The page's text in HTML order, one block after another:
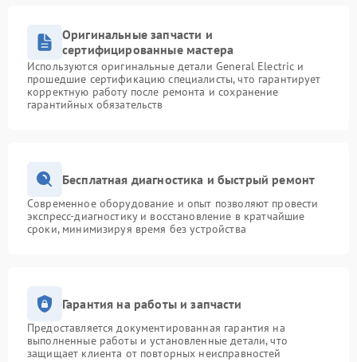
Оригинальные запчасти и
сертифицированные мастера
Используются оригинальные детали General Electric и
прошедшие сертификацию специалисты, что гарантирует
корректную работу после ремонта и сохранение
гарантийных обязательств
Бесплатная диагностика и быстрый ремонт
Современное оборудование и опыт позволяют провести
экспресс-диагностику и восстановление в кратчайшие
сроки, минимизируя время без устройства
Гарантия на работы и запчасти
Предоставляется документированная гарантия на
выполненные работы и установленные детали, что
защищает клиента от повторных неисправностей